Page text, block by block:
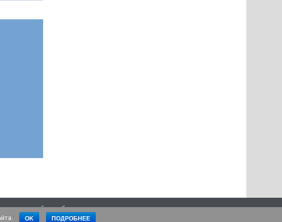
сайта - обязательным условием является прямая, открытая для
OK ПОДРОБНЕЕ